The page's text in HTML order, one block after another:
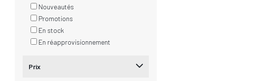
Nouveautés
Promotions
En stock
En réapprovisionnement
Prix